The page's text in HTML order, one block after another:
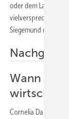
oder dem
vielversprechend“,
Siegemund mehr als
Wann ist
Cornelia Daniel,